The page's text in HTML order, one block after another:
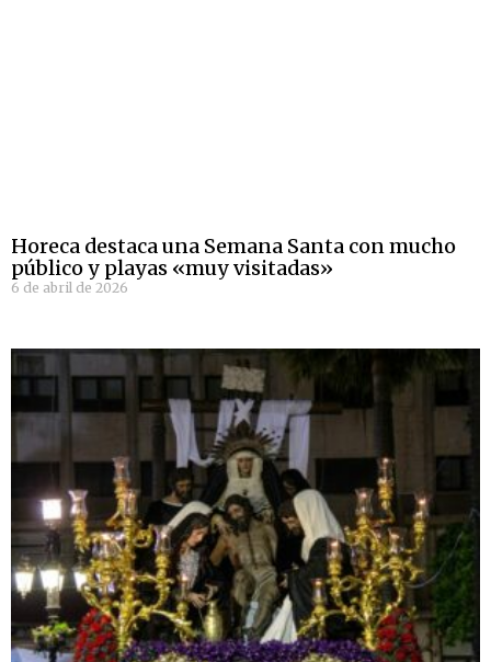
Horeca destaca una Semana Santa con mucho
público y playas «muy visitadas»
6 de abril de 2026